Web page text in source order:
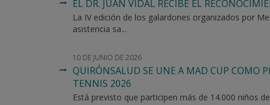
EL DR. JUAN VIDAL RECIBE EL
La IV edición de los galardones organizados por
asistencia sa...
10 DE JUNIO DE 2026
QUIRÓNSALUD SE UNE A MAD CUP COMO
TENNIS 2026
Está previsto que participen más de 14.000 niños